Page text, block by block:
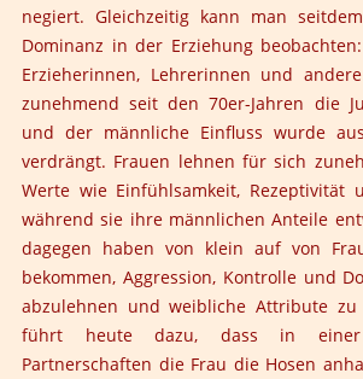
negiert. Gleichzeitig kann man
Dominanz in der Erziehung
Erzieherinnen, Lehrerinnen und
zunehmend seit den 70er-Jahren die
und der männliche Einfluss wurde
verdrängt. Frauen lehnen für sich
Werte wie Einfühlsamkeit, Rezeptivität
während sie ihre männlichen Anteile
dagegen haben von klein auf von
bekommen, Aggression, Kontrolle und
abzulehnen und weibliche Attribute zu
führt heute dazu, dass in einer
Partnerschaften die Frau die Hosen